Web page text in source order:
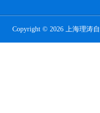
Copyright © 2026 上海理涛